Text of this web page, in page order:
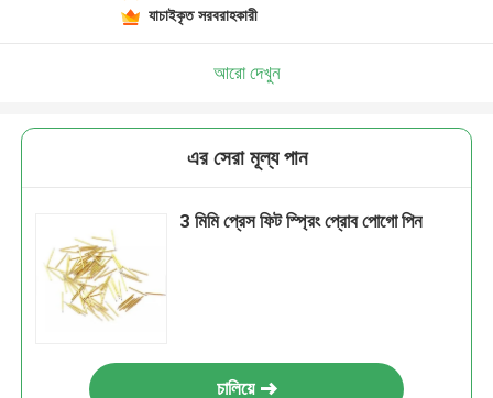
যাচাইকৃত সরবরাহকারী
আরো দেখুন
এর সেরা মূল্য পান
3 মিমি প্রেস ফিট স্প্রিং প্রোব পোগো পিন
চালিয়ে